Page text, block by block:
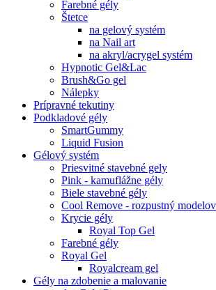
Farebné gély
Štetce
na gelový systém
na Nail art
na akryl/acrygel systém
Hypnotic Gel&Lac
Brush&Go gel
Nálepky
Prípravné tekutiny
Podkladové gély
SmartGummy
Liquid Fusion
Gélový systém
Priesvitné stavebné gely
Pink - kamuflážne gély
Biele stavebné gély
Cool Remove - rozpustný
Krycie gély
Royal Top Gel
Farebné gély
Royal Gel
Royalcream gel
Gély na zdobenie a malovanie